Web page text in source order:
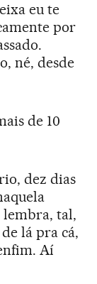
eu te
por
né, desde
de 10
dez dias
lembra, tal,
lá pra cá,
Aí